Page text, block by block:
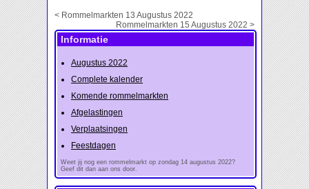
< Rommelmarkten 13 Augustus 2022
Rommelmarkten 15 Augustus 2022 >
Informatie
Augustus 2022
Complete kalender
Komende rommelmarkten
Afgelastingen
Verplaatsingen
Feestdagen
Weet jij nog een rommelmarkt op zondag 14 augustus 2022?
Geef dit dan aan ons door.